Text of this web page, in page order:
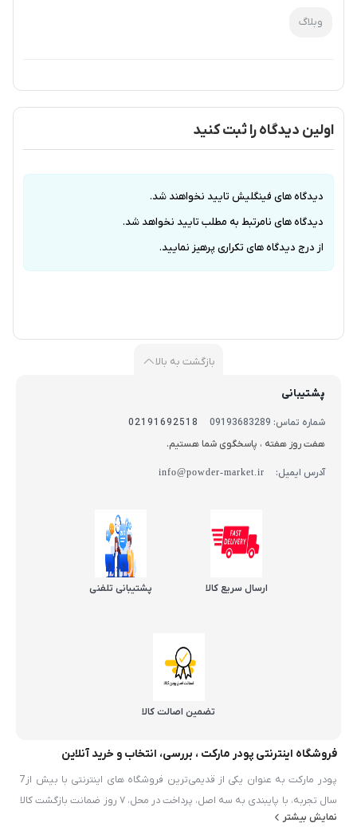
وبلاگ
اولین دیدگاه را ثبت کنید
دیدگاه های فینگلیش تایید نخواهند شد.
دیدگاه های نامرتبط به مطلب تایید نخواهد شد.
از درج دیدگاه های تکراری پرهیز نمایید.
بازگشت به بالا
پشتیبانی
شماره تماس: 09193683289
02191692518
هفت روز هفته ، پاسخگوی شما هستیم.
آدرس ایمیل: info@powder-market.ir
ارسال سریع کالا پشتیبانی تلفنی
تضمین اصالت کالا
فروشگاه اینترنتی پودر مارکت ، بررسی، انتخاب و خرید آنلاین
پودر مارکت به عنوان یکی از قدیمی‌ترین فروشگاه های اینترنتی با بیش از7
سال تجربه، با پایبندی به سه اصل، پرداخت در محل، ۷ روز ضمانت بازگشت کالا
و تضمین اصل‌بودن کالا موفق شده تا همگام با فروشگاه‌های معتبر ايران، به
نمایش بیشتر